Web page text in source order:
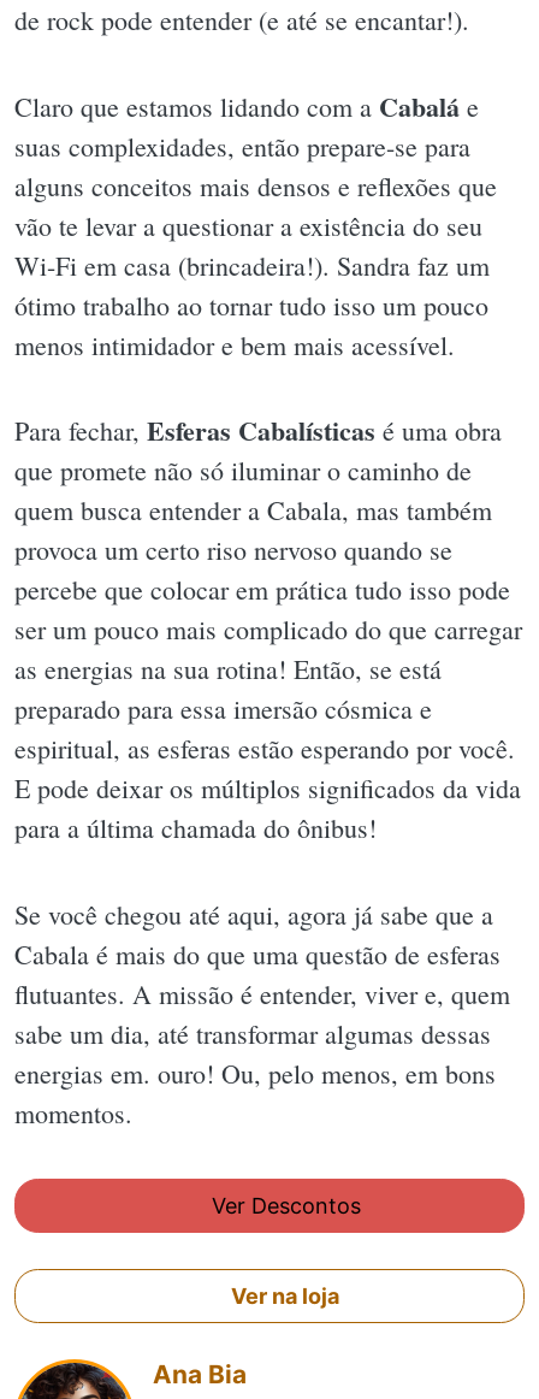
de rock pode entender (e até se encantar!).
Claro que estamos lidando com a Cabalá e
suas complexidades, então prepare-se para
alguns conceitos mais densos e reflexões que
vão te levar a questionar a existência do seu
Wi-Fi em casa (brincadeira!). Sandra faz um
ótimo trabalho ao tornar tudo isso um pouco
menos intimidador e bem mais acessível.
Para fechar, Esferas Cabalísticas é uma obra
que promete não só iluminar o caminho de
quem busca entender a Cabala, mas também
provoca um certo riso nervoso quando se
percebe que colocar em prática tudo isso pode
ser um pouco mais complicado do que carregar
as energias na sua rotina! Então, se está
preparado para essa imersão cósmica e
espiritual, as esferas estão esperando por você.
E pode deixar os múltiplos significados da vida
para a última chamada do ônibus!
Se você chegou até aqui, agora já sabe que a
Cabala é mais do que uma questão de esferas
flutuantes. A missão é entender, viver e, quem
sabe um dia, até transformar algumas dessas
energias em. ouro! Ou, pelo menos, em bons
momentos.
Ver Descontos
Ver na loja
Ana Bia